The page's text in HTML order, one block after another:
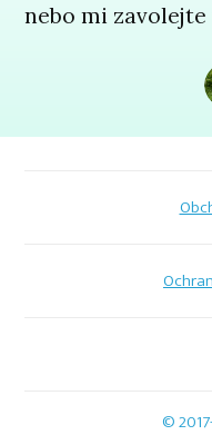
nebo mi zavolejte
©